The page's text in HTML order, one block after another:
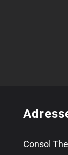
Consol